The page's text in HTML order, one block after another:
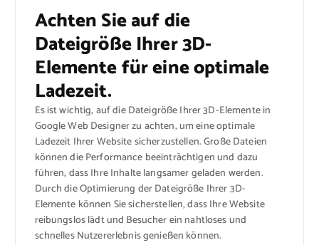
Achten Sie auf die
Dateigröße Ihrer 3D-
Elemente für eine optimale
Ladezeit.
Es ist wichtig, auf die Dateigröße Ihrer 3D-Elemente in
Google Web Designer zu achten, um eine optimale
Ladezeit Ihrer Website sicherzustellen. Große Dateien
können die Performance beeinträchtigen und dazu
führen, dass Ihre Inhalte langsamer geladen werden.
Durch die Optimierung der Dateigröße Ihrer 3D-
Elemente können Sie sicherstellen, dass Ihre Website
reibungslos lädt und Besucher ein nahtloses und
schnelles Nutzererlebnis genießen können.